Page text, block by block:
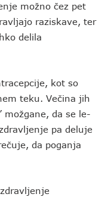
možno čez pet
raziskave, ter
delila
kot so
teku. Večina jih
možgane, da se le-
pa deluje
da poganja